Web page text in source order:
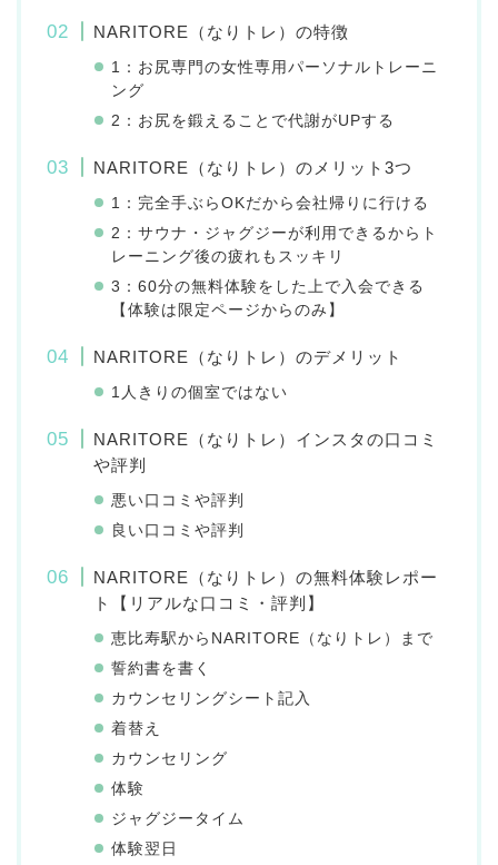
NARITORE（なりトレ）の特徴
1：お尻専門の女性専用パーソナルトレーニ
ング
2：お尻を鍛えることで代謝がUPする
NARITORE（なりトレ）のメリット3つ
1：完全手ぶらOKだから会社帰りに行ける
2：サウナ・ジャグジーが利用できるからト
レーニング後の疲れもスッキリ
3：60分の無料体験をした上で入会できる
【体験は限定ページからのみ】
NARITORE（なりトレ）のデメリット
1人きりの個室ではない
NARITORE（なりトレ）インスタの口コミ
や評判
悪い口コミや評判
良い口コミや評判
NARITORE（なりトレ）の無料体験レポー
ト【リアルな口コミ・評判】
恵比寿駅からNARITORE（なりトレ）まで
誓約書を書く
カウンセリングシート記入
着替え
カウンセリング
体験
ジャグジータイム
体験翌日